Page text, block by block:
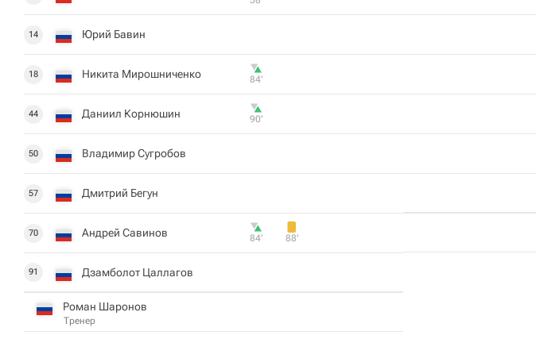
14 Юрий Бавин
18 Никита Мирошниченко 84‎’‎
44 Даниил Корнюшин 90‎’‎
50 Владимир Сугробов
57 Дмитрий Бегун
70 Андрей Савинов 84‎’‎ 88‎’‎
91 Дзамболот Цаллагов
Роман Шаронов
Тренер